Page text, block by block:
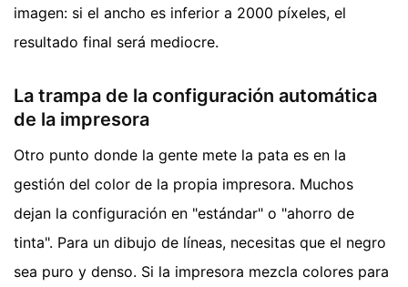
imagen: si el ancho es inferior a 2000 píxeles, el
resultado final será mediocre.
La trampa de la configuración automática
de la impresora
Otro punto donde la gente mete la pata es en la
gestión del color de la propia impresora. Muchos
dejan la configuración en "estándar" o "ahorro de
tinta". Para un dibujo de líneas, necesitas que el negro
sea puro y denso. Si la impresora mezcla colores para